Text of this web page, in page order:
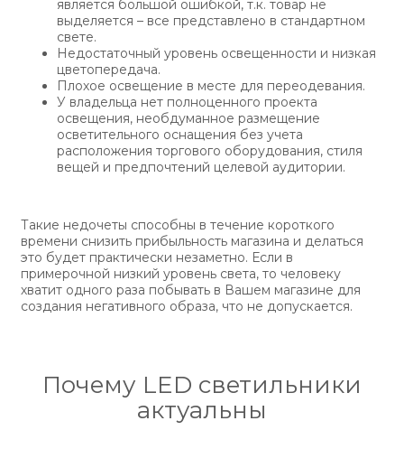
является большой ошибкой, т.к. товар не
выделяется – все представлено в стандартном
свете.
Недостаточный уровень освещенности и низкая
цветопередача.
Плохое освещение в месте для переодевания.
У владельца нет полноценного проекта
освещения, необдуманное размещение
осветительного оснащения без учета
расположения торгового оборудования, стиля
вещей и предпочтений целевой аудитории.
Такие недочеты способны в течение короткого
времени снизить прибыльность магазина и делаться
это будет практически незаметно. Если в
примерочной низкий уровень света, то человеку
хватит одного раза побывать в Вашем магазине для
создания негативного образа, что не допускается.
Почему LED светильники
актуальны